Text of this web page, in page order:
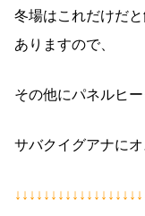
冬場はこれだけだ
ありますので、
その他にパネルヒ
サバクイグアナに